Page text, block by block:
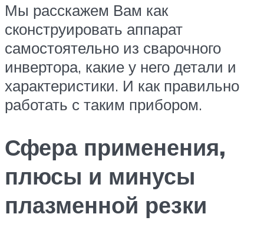
Мы расскажем Вам как
сконструировать аппарат
самостоятельно из сварочного
инвертора, какие у него детали и
характеристики. И как правильно
работать с таким прибором.
Сфера применения,
плюсы и минусы
плазменной резки